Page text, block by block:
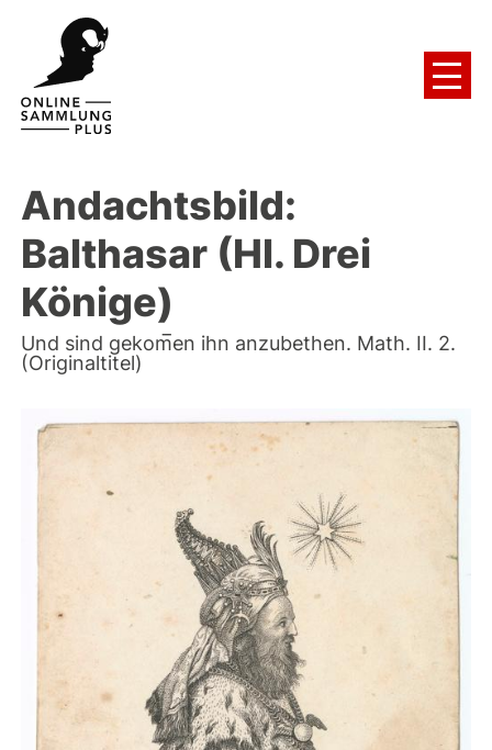
Andachtsbild:
Balthasar (Hl. Drei
Könige)
Und sind gekom̅en ihn anzubethen. Math. II. 2.
(Originaltitel)